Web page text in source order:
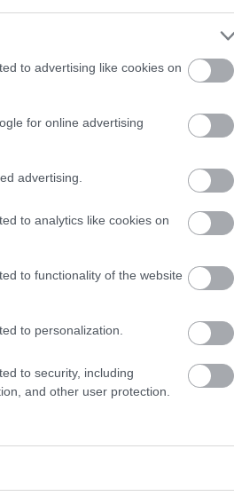
to advertising like cookies on
for online advertising
advertising.
to analytics like cookies on
to functionality of the website
to personalization.
to security, including
and other user protection.